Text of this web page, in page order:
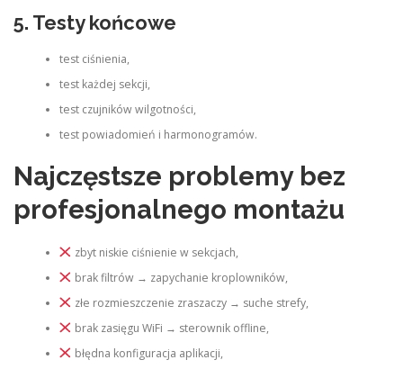
5. Testy końcowe
test ciśnienia,
test każdej sekcji,
test czujników wilgotności,
test powiadomień i harmonogramów.
Najczęstsze problemy bez
profesjonalnego montażu
zbyt niskie ciśnienie w sekcjach,
brak filtrów → zapychanie kroplowników,
złe rozmieszczenie zraszaczy → suche strefy,
brak zasięgu WiFi → sterownik offline,
błędna konfiguracja aplikacji,